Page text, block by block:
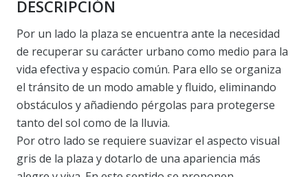
DESCRIPCIÓN
Por un lado la plaza se encuentra ante la necesidad
de recuperar su carácter urbano como medio para la
vida efectiva y espacio común. Para ello se organiza
el tránsito de un modo amable y fluido, eliminando
obstáculos y añadiendo pérgolas para protegerse
tanto del sol como de la lluvia.
Por otro lado se requiere suavizar el aspecto visual
gris de la plaza y dotarlo de una apariencia más